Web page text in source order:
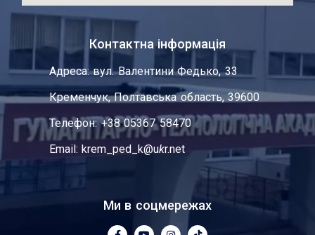
Контактна інформація
Адреса: вул. Валентини Федько, 33
Кременчук, Полтавська область, 39600
Телефон: +38 05367 58470
Email: krem_ped_k@ukr.net
Ми в соцмережах